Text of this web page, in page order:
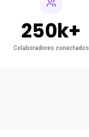
250k+
Colaboradores conectados